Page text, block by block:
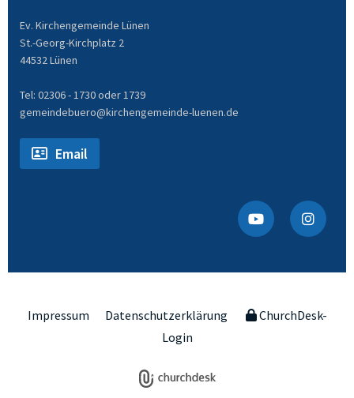
Ev. Kirchengemeinde Lünen
St.-Georg-Kirchplatz 2
44532 Lünen
Tel: 02306 - 1730 oder 1739
gemeindebuero@kirchengemeinde-luenen.de
Email
Impressum Datenschutzerklärung
ChurchDesk-
Login